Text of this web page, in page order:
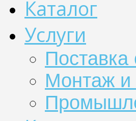
Каталог
Услуги
Монтаж и